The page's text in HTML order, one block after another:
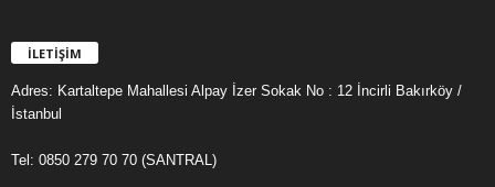
İLETİŞİM
Adres: Kartaltepe Mahallesi Alpay İzer Sokak No : 12 İncirli Bakırköy /
İstanbul
Tel: 0850 279 70 70 (SANTRAL)